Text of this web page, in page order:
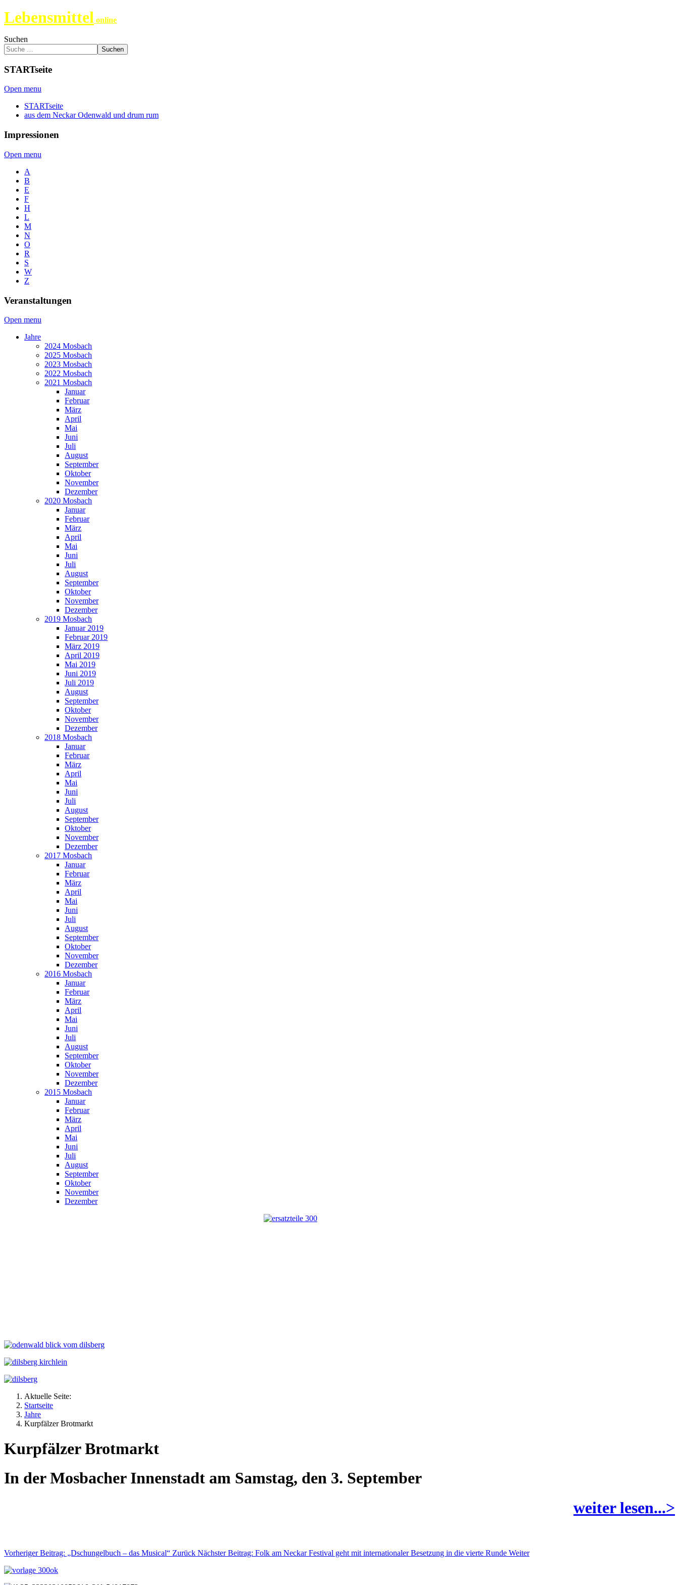
Lebensmittel online
Suchen
Suchen
STARTseite
Open menu
STARTseite
aus dem Neckar Odenwald und drum rum
Impressionen
Open menu
A
B
E
F
H
L
M
N
O
R
S
W
Z
Veranstaltungen
Open menu
Jahre
2024 Mosbach
2025 Mosbach
2023 Mosbach
2022 Mosbach
2021 Mosbach
Januar
Februar
März
April
Mai
Juni
Juli
August
September
Oktober
November
Dezember
2020 Mosbach
Januar
Februar
März
April
Mai
Juni
Juli
August
September
Oktober
November
Dezember
2019 Mosbach
Januar 2019
Februar 2019
März 2019
April 2019
Mai 2019
Juni 2019
Juli 2019
August
September
Oktober
November
Dezember
2018 Mosbach
Januar
Februar
März
April
Mai
Juni
Juli
August
September
Oktober
November
Dezember
2017 Mosbach
Januar
Februar
März
April
Mai
Juni
Juli
August
September
Oktober
November
Dezember
2016 Mosbach
Januar
Februar
März
April
Mai
Juni
Juli
August
September
Oktober
November
Dezember
2015 Mosbach
Januar
Februar
März
April
Mai
Juni
Juli
August
September
Oktober
November
Dezember
Aktuelle Seite:
Startseite
Jahre
Kurpfälzer Brotmarkt
Kurpfälzer Brotmarkt
In der Mosbacher Innenstadt am Samstag, den 3. September
weiter lesen...>
Vorheriger Beitrag: „Dschungelbuch – das Musical“ Zurück Nächster Beitrag: Folk am Neckar Festival geht mit internationaler Besetzung in die vierte Runde Weiter